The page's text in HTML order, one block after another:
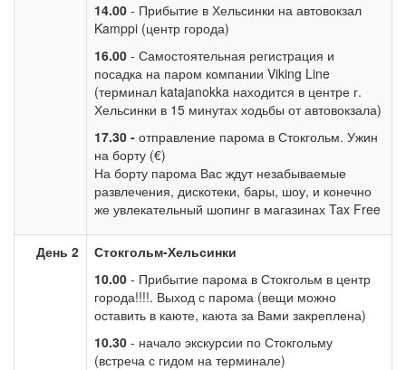
14.00 - Прибытие в Хельсинки на автовокзал
Kamppi (центр города)
16.00 - Самостоятельная регистрация и
посадка на паром компании Viking Line
(терминал katajanokka находится в центре г.
Хельсинки в 15 минутах ходьбы от автовокзала)
17.30 - отправление парома в Стокгольм. Ужин
на борту (€)
На борту парома Вас ждут незабываемые
развлечения, дискотеки, бары, шоу, и конечно
же увлекательный шопинг в магазинах Tax Free
День 2
Стокгольм-Хельсинки
10.00 - Прибытие парома в Стокгольм в центр
города!!!!. Выход с парома (вещи можно
оставить в каюте, каюта за Вами закреплена)
10.30 - начало экскурсии по Стокгольму
(встреча с гидом на терминале)